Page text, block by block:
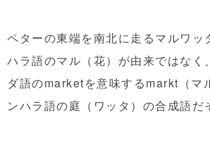
ペターの東端を南北に走るマルワッ
ハラ語のマル（花）が由来ではなく
ダ語のmarketを意味するmarkt（マ
ンハラ語の庭（ワッタ）の合成語だ